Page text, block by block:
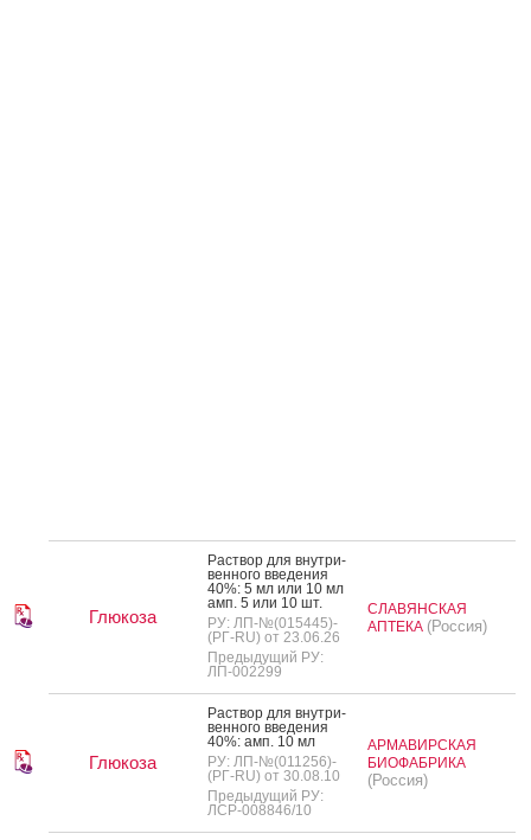
Глюкоза
Рас­твор для внут­ри­
вен­но­го вве­дения
40%: 5 мл или 10 мл
амп. 5 или 10 шт.
РУ: ЛП-№(015445)-
(РГ-RU) от 23.06.26
Предыдущий РУ:
ЛП-002299
СЛАВЯНСКАЯ
АПТЕКА (Россия)
Глюкоза
Рас­твор для внут­ри­
вен­но­го вве­дения
40%: амп. 10 мл
РУ: ЛП-№(011256)-
(РГ-RU) от 30.08.10
Предыдущий РУ:
ЛСР-008846/10
АРМАВИРСКАЯ
БИОФАБРИКА
(Россия)